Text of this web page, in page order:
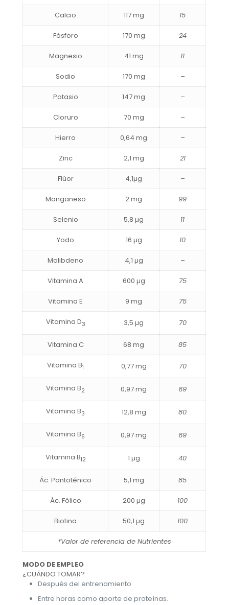
Calcio 117 mg 15
Fósforo 170 mg 24
Magnesio 41 mg 11
Sodio 170 mg –
Potasio 147 mg –
Cloruro 70 mg –
Hierro 0,64 mg –
Zinc 2,1 mg 21
Flúor 4,1µg –
Manganeso 2 mg 99
Selenio 5,8 µg 11
Yodo 16 µg 10
Molibdeno 4,1 µg –
Vitamina A 600 µg 75
Vitamina E 9 mg 75
Vitamina D3 3,5 µg 70
Vitamina C 68 mg 85
Vitamina B1 0,77 mg 70
Vitamina B2 0,97 mg 69
Vitamina B3 12,8 mg 80
Vitamina B6 0,97 mg 69
Vitamina B12 1 µg 40
Ác. Pantoténico 5,1 mg 85
Ác. Fólico 200 µg 100
Biotina 50,1 µg 100
*Valor de referencia de Nutrientes
MODO DE EMPLEO
¿CUÁNDO TOMAR?
Después del entrenamiento
Entre horas como aporte de proteínas.